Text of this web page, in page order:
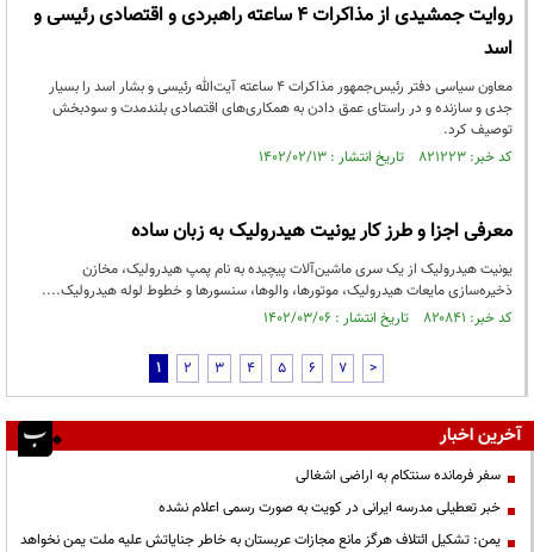
روایت جمشیدی از مذاکرات ۴ ساعته راهبردی و اقتصادی رئیسی و
اسد
معاون سیاسی دفتر رئیس‌جمهور مذاکرات ۴ ساعته آیت‌الله رئیسی و بشار اسد را بسیار
جدی و سازنده و در راستای عمق دادن به همکاری‌های اقتصادی بلندمدت و سودبخش
توصیف کرد.
کد خبر: ۸۲۱۲۲۳ تاریخ انتشار : ۱۴۰۲/۰۲/۱۳
معرفی اجزا و طرز کار یونیت هیدرولیک به زبان ساده
یونیت هیدرولیک از یک سری ماشین‌آلات پیچیده به نام پمپ هیدرولیک، مخازن
ذخیره‌سازی مایعات هیدرولیک، موتورها، والوها، سنسورها و خطوط لوله هیدرولیک....
کد خبر: ۸۲۰۸۴۱ تاریخ انتشار : ۱۴۰۲/۰۳/۰۶
1 2 3 4 5 6 7 >
آخرین اخبار
سفر فرمانده سنتکام به اراضی اشغالی
خبر تعطیلی مدرسه ایرانی در کویت به صورت رسمی اعلام نشده
یمن: تشکیل ائتلاف هرگز مانع مجازات عربستان به خاطر جنایاتش علیه ملت یمن نخواهد